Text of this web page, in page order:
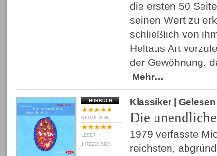
die ersten 50
seinen Wert zu
schließlich von
Heltaus Art
der Gewöhnung,
Mehr…
HÖRBUCH
REDAKTION
LESER
1 REZENSION
Klassiker |
Die
1979 verfasste
reichsten,